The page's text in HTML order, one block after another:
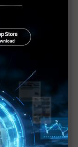
Touch Taiwan